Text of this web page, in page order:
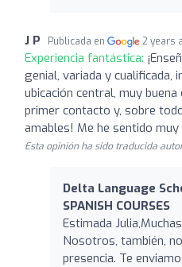
J P Publicada en 2 years
Experiencia fantástica:
genial, variada y cualificada,
ubicación central, muy
primer contacto y, sobre
amables! Me he sentido
Esta opinión ha sido traducida
Delta Language
SPANISH COURSES
Estimada
Nosotros, también,
presencia. Te